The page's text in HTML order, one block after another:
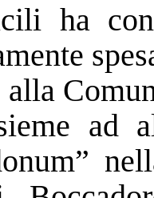
ha
alla
ad